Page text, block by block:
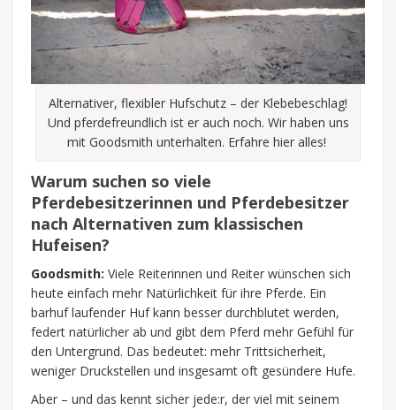
Alternativer, flexibler Hufschutz – der Klebebeschlag!
Und pferdefreundlich ist er auch noch. Wir haben uns
mit Goodsmith unterhalten. Erfahre hier alles!
Warum suchen so viele
Pferdebesitzerinnen und Pferdebesitzer
nach Alternativen zum klassischen
Hufeisen?
Goodsmith: Viele Reiterinnen und Reiter wünschen sich
heute einfach mehr Natürlichkeit für ihre Pferde. Ein
barhuf laufender Huf kann besser durchblutet werden,
federt natürlicher ab und gibt dem Pferd mehr Gefühl für
den Untergrund. Das bedeutet: mehr Trittsicherheit,
weniger Druckstellen und insgesamt oft gesündere Hufe.
Aber – und das kennt sicher jede:r, der viel mit seinem